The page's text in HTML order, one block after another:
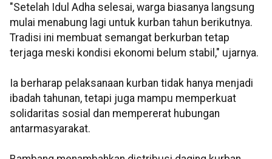
"Setelah Idul Adha selesai, warga biasanya langsung
mulai menabung lagi untuk kurban tahun berikutnya.
Tradisi ini membuat semangat berkurban tetap
terjaga meski kondisi ekonomi belum stabil," ujarnya.
Ia berharap pelaksanaan kurban tidak hanya menjadi
ibadah tahunan, tetapi juga mampu memperkuat
solidaritas sosial dan mempererat hubungan
antarmasyarakat.